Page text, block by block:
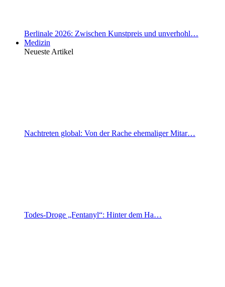
Berlinale 2026: Zwischen Kunstpreis und unverhohl…
Medizin
Neueste Artikel
Nachtreten global: Von der Rache ehemaliger Mitar…
Todes-Droge „Fentanyl“: Hinter dem Ha…